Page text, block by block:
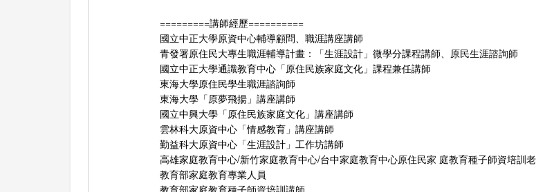
=========講師經歷==========
國立中正大學原資中心輔導顧問、職涯講座講師
青發署原住民大專生職涯輔導計畫：「生涯設計」微學分課程講師、原民生涯諮詢師
國立中正大學通識教育中心「原住民族家庭文化」課程兼任講師
東海大學原住民學生職涯諮詢師
東海大學「原夢飛揚」講座講師
國立中興大學「原住民族家庭文化」講座講師
雲林科大原資中心「情感教育」講座講師
勤益科大原資中心「生涯設計」工作坊講師
高雄家庭教育中心/新竹家庭教育中心/台中家庭教育中心原住民家 庭教育種子師資培訓
教育部家庭教育專業人員
教育部家庭教育種子師資培訓講師